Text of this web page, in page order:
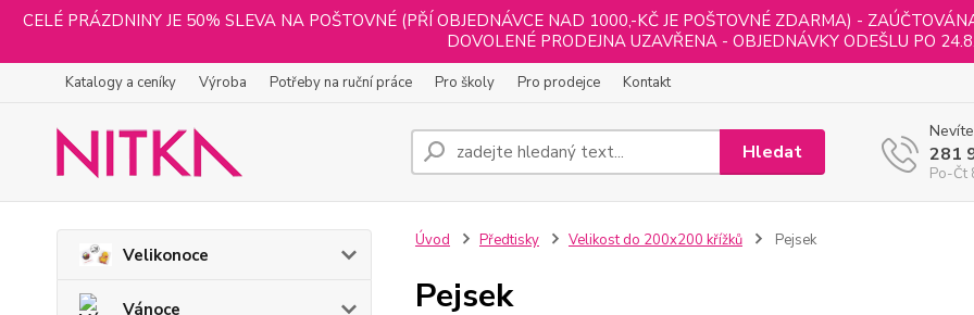
CELÉ PRÁZDNINY JE 50% SLEVA NA POŠTOVNÉ (PŘÍ OBJEDNÁVCE NAD 1000,-KČ JE POŠTOVNÉ ZDARMA) -
DOVOLENÉ PRODEJNA UZAVŘENA - OBJEDNÁVKY ODEŠLU PO
Katalogy a ceníky Výroba Potřeby na ruční práce Pro školy Pro prodejce Kontakt
Hledat 281
Po-Čt
Velikonoce
Vánoce
Úvod Předtisky Velikost do 200x200 křížků Pejsek
Pejsek